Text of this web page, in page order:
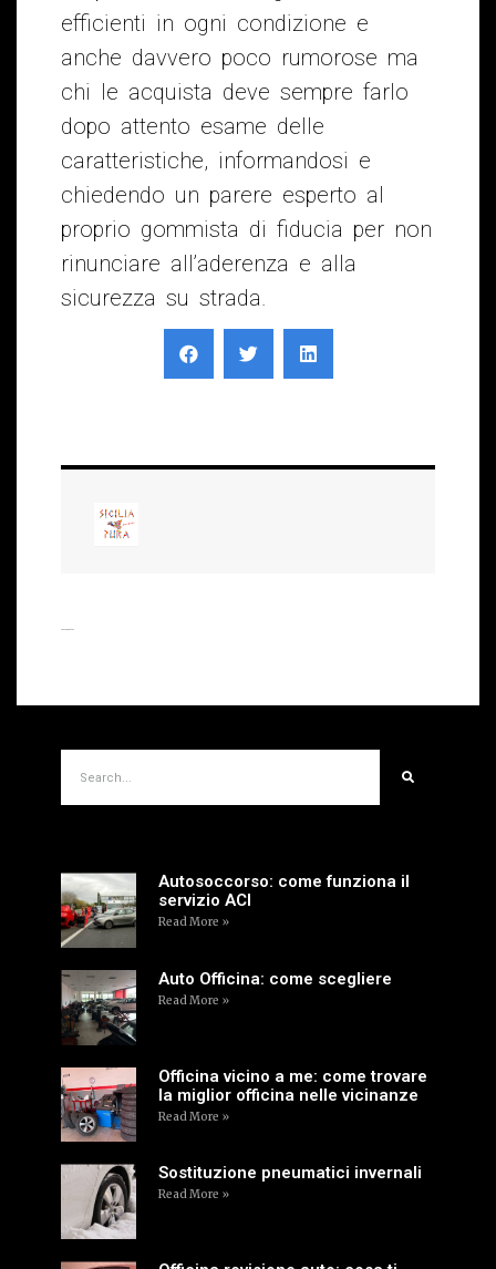
efficienti in ogni condizione e
anche davvero poco rumorose ma
chi le acquista deve sempre farlo
dopo attento esame delle
caratteristiche, informandosi e
chiedendo un parere esperto al
proprio gommista di fiducia per non
rinunciare all’aderenza e alla
sicurezza su strada.
Autosoccorso: come funziona il
servizio ACI
Read More »
Auto Officina: come scegliere
Read More »
Officina vicino a me: come trovare
la miglior officina nelle vicinanze
Read More »
Sostituzione pneumatici invernali
Read More »